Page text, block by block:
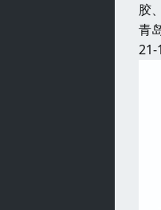
胶
青
21-